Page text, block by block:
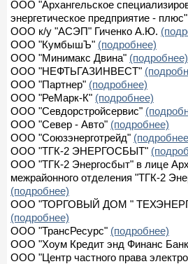
ООО "Архангельское
энергетическое предприятие - плюс"
ООО к/у "АСЭП" Гиченко А.Ю.
ООО "КумбышЪ" (подробнее)
ООО "Минимакс Двина" (подробнее)
ООО "НЕФТЬГАЗИНВЕСТ"
ООО "Партнер" (подробнее)
ООО "РеМарк-К" (подробнее)
ООО "Севдорстройсервис"
ООО "Север - Авто" (подробнее)
ООО "Союзэнерготрейд"
ООО "ТГК-2 ЭНЕРГОСБЫТ"
ООО "ТГК-2 Энергосбыт" в лице
межрайонного отделения "ТГК-2
(подробнее)
ООО "ТОРГОВЫЙ ДОМ "
(подробнее)
ООО "ТрансРесурс" (подробнее)
ООО "Хоум Кредит энд Финанс
ООО "Центр частного права